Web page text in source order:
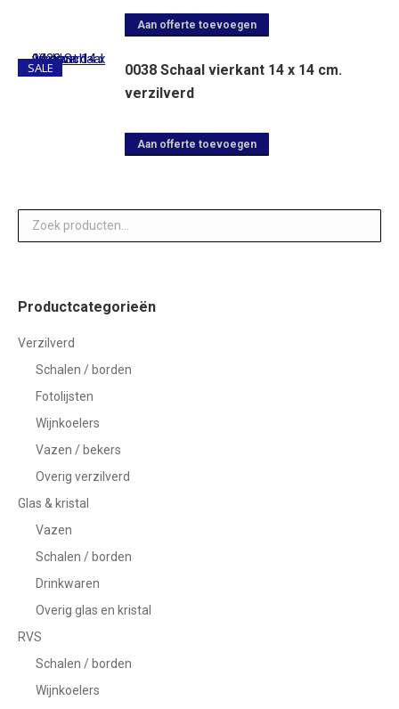
Aan offerte toevoegen
heeft
gekozen
worden
SALE
0038 Schaal vierkant 14 x 14 cm.
verzilverd
Aan offerte toevoegen
Productcategorieën
Verzilverd
Schalen / borden
Fotolijsten
Wijnkoelers
Vazen / bekers
Overig verzilverd
Glas & kristal
Vazen
Schalen / borden
Drinkwaren
Overig glas en kristal
RVS
Schalen / borden
Wijnkoelers